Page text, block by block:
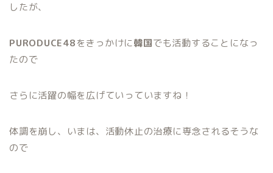
したが、
PURODUCE48をきっかけに韓国でも活動することになっ
たので
さらに活躍の幅を広げていっていますね！
体調を崩し、いまは、活動休止の治療に専念されるそうな
ので